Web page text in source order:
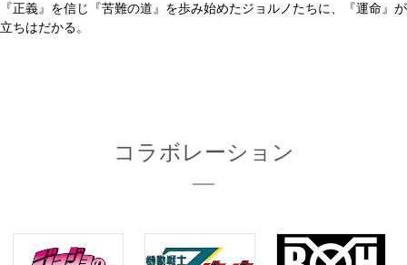
『正義』を信じ『苦難の道』を歩み始めたジョルノたちに、『運命』が
立ちはだかる。
コラボレーション